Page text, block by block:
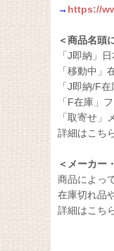
→ https://
＜商品名頭
「J即納」
「移動中
「J即納/F
「F在庫」
「取寄せ」
詳細はこち
＜メーカー
商品によっ
在庫切れ品
詳細はこち